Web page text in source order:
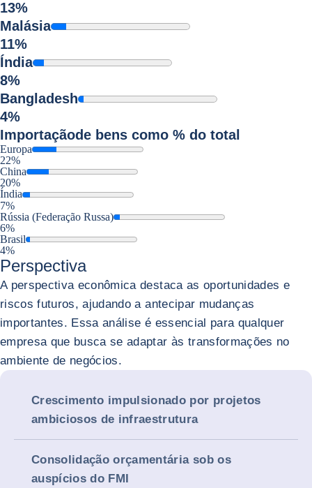
13%
Malásia
11%
Índia
8%
Bangladesh
4%
Importaçãode bens como % do total
Europa
22%
China
20%
Índia
7%
Rússia (Federação Russa)
6%
Brasil
4%
Perspectiva
A perspectiva econômica destaca as oportunidades e
riscos futuros, ajudando a antecipar mudanças
importantes. Essa análise é essencial para qualquer
empresa que busca se adaptar às transformações no
ambiente de negócios.
Crescimento impulsionado por projetos
ambiciosos de infraestrutura
Consolidação orçamentária sob os
auspícios do FMI